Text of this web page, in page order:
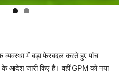
व्यवस्था में बड़ा फेरबदल करते हुए पांच
आदेश जारी किए हैं। वहीं GPM को नया